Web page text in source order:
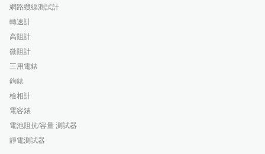
網路纜線測試計
轉速計
高阻計
微阻計
三用電錶
鉤錶
檢相計
電容錶
電池阻抗/容量 測試器
靜電測試器